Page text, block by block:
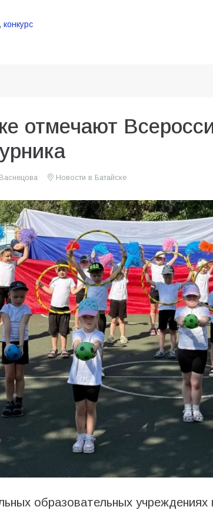
, конкурс
отмечают
Новости в Батайске
образовательных